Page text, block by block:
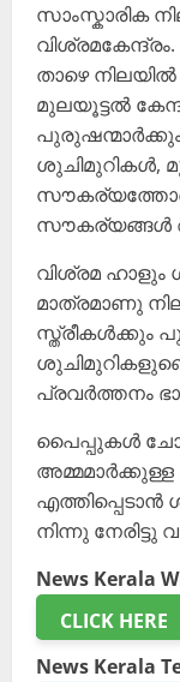
സാംസ്കാരിക
വിശ്രമകേന്ദ്രം.
താഴെ
മുലയൂട്ടൽ
ശുചിമുറികൾ,
സൗകര്യങ്ങൾ
വിശ്രമ ഹാളും
മാത്രമാണു
സ്ത്രീകൾക്കും
പ്രവർത്തനം
പൈപ്പുകൾ
എത്തിപ്പെടാൻ
നിന്നു നേരിട്ടു
News Kerala
CLICK HERE
News Kerala